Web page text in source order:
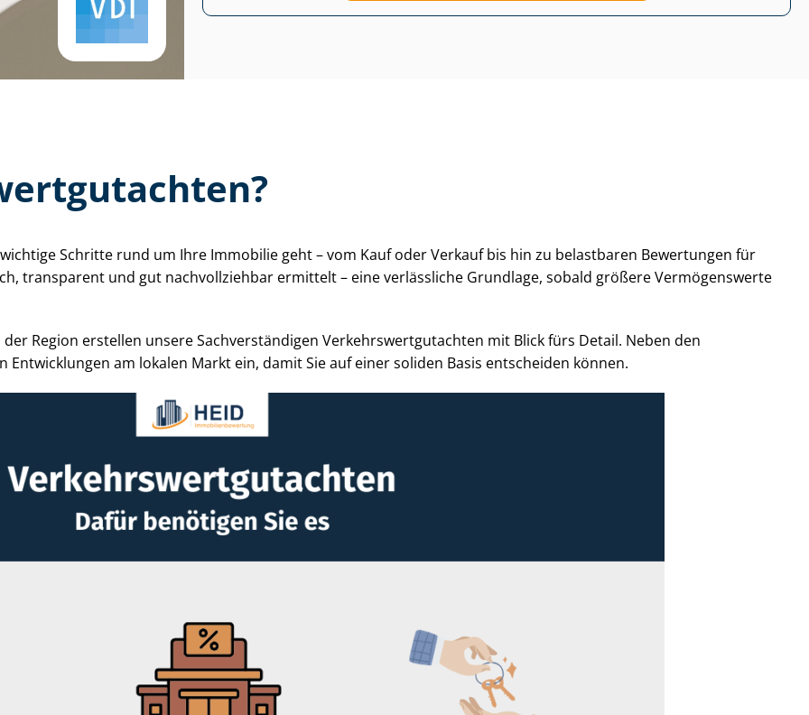
Schritte rund um Ihre Immobilie geht – vom Kauf oder Verkauf bis hin zu belastbaren Bewertungen für
transparent und gut nachvollziehbar ermittelt – eine verlässliche Grundlage, sobald größere Vermögenswerte
Region erstellen unsere Sach­ver­stän­di­gen Ver­kehrs­wert­gut­ach­ten mit Blick fürs Detail. Neben den
am lokalen Markt ein, damit Sie auf einer soliden Basis entscheiden können.